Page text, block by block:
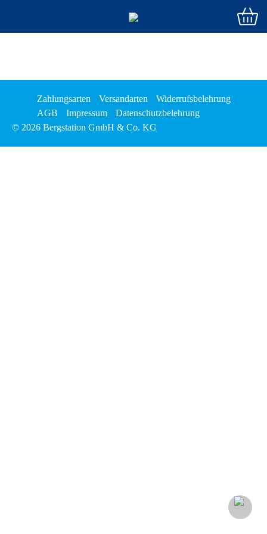
Zahlungsarten Versandarten
Widerrufsbelehrung
AGB
Impressum
Datenschutzbelehrung
© 2026 Bergstation GmbH & Co. KG